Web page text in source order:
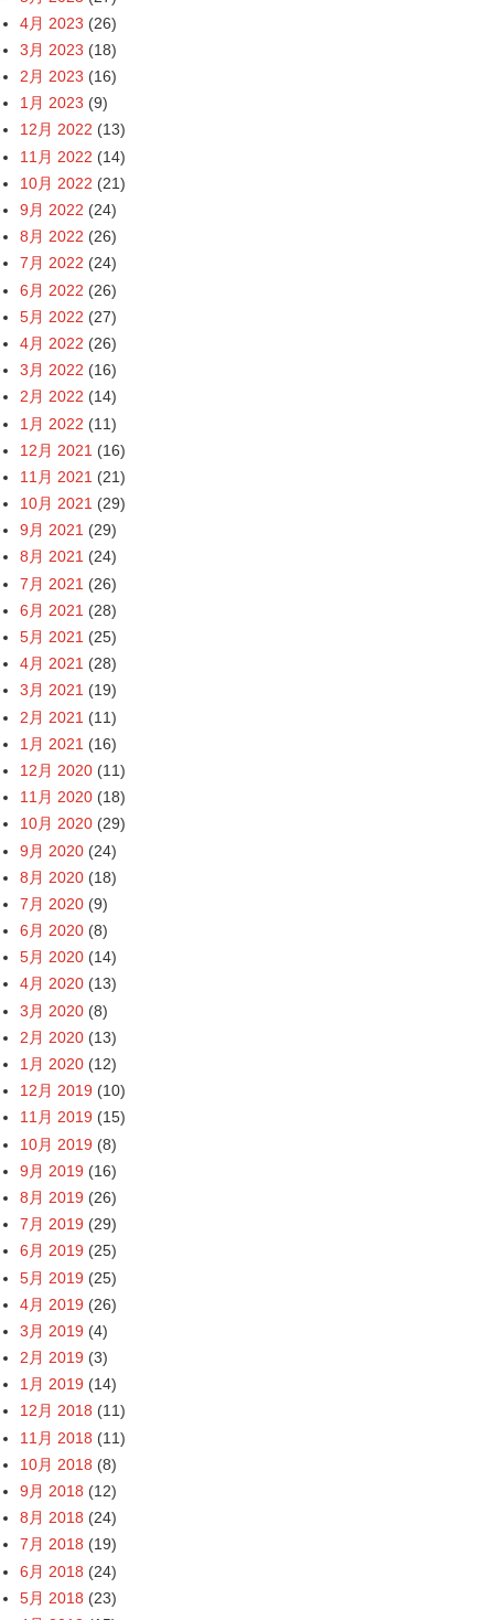
4月 2023 (26)
3月 2023 (18)
2月 2023 (16)
1月 2023 (9)
12月 2022 (13)
11月 2022 (14)
10月 2022 (21)
9月 2022 (24)
8月 2022 (26)
7月 2022 (24)
6月 2022 (26)
5月 2022 (27)
4月 2022 (26)
3月 2022 (16)
2月 2022 (14)
1月 2022 (11)
12月 2021 (16)
11月 2021 (21)
10月 2021 (29)
9月 2021 (29)
8月 2021 (24)
7月 2021 (26)
6月 2021 (28)
5月 2021 (25)
4月 2021 (28)
3月 2021 (19)
2月 2021 (11)
1月 2021 (16)
12月 2020 (11)
11月 2020 (18)
10月 2020 (29)
9月 2020 (24)
8月 2020 (18)
7月 2020 (9)
6月 2020 (8)
5月 2020 (14)
4月 2020 (13)
3月 2020 (8)
2月 2020 (13)
1月 2020 (12)
12月 2019 (10)
11月 2019 (15)
10月 2019 (8)
9月 2019 (16)
8月 2019 (26)
7月 2019 (29)
6月 2019 (25)
5月 2019 (25)
4月 2019 (26)
3月 2019 (4)
2月 2019 (3)
1月 2019 (14)
12月 2018 (11)
11月 2018 (11)
10月 2018 (8)
9月 2018 (12)
8月 2018 (24)
7月 2018 (19)
6月 2018 (24)
5月 2018 (23)